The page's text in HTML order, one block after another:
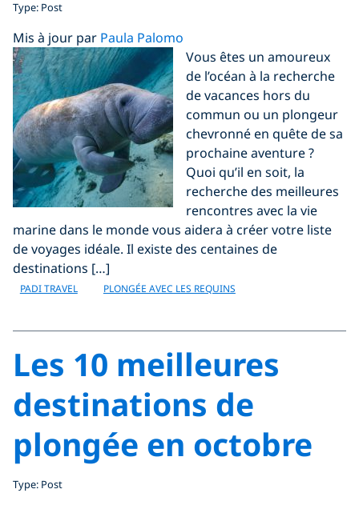
Type: Post
Mis à jour par Paula Palomo
Vous êtes un amoureux
de l’océan à la recherche
de vacances hors du
commun ou un plongeur
chevronné en quête de sa
prochaine aventure ?
Quoi qu’il en soit, la
recherche des meilleures
rencontres avec la vie
marine dans le monde vous aidera à créer votre liste
de voyages idéale. Il existe des centaines de
destinations […]
PADI TRAVEL PLONGÉE AVEC LES REQUINS
Les 10 meilleures
destinations de
plongée en octobre
Type: Post